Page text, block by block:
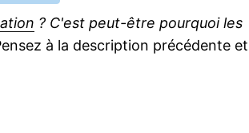
? C'est peut-être pourquoi les
à la description précédente et